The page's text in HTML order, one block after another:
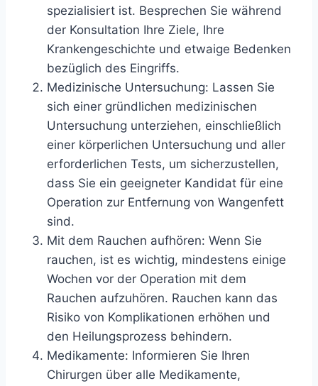
spezialisiert ist. Besprechen Sie während
der Konsultation Ihre Ziele, Ihre
Krankengeschichte und etwaige Bedenken
bezüglich des Eingriffs.
Medizinische Untersuchung: Lassen Sie
sich einer gründlichen medizinischen
Untersuchung unterziehen, einschließlich
einer körperlichen Untersuchung und aller
erforderlichen Tests, um sicherzustellen,
dass Sie ein geeigneter Kandidat für eine
Operation zur Entfernung von Wangenfett
sind.
Mit dem Rauchen aufhören: Wenn Sie
rauchen, ist es wichtig, mindestens einige
Wochen vor der Operation mit dem
Rauchen aufzuhören. Rauchen kann das
Risiko von Komplikationen erhöhen und
den Heilungsprozess behindern.
Medikamente: Informieren Sie Ihren
Chirurgen über alle Medikamente,